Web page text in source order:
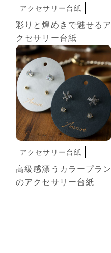
アクセサリー台紙
切込オプション
印刷+箔押し
彩りと煌めきで魅せるア
クセサリー台紙
アクセサリー台紙
切込オプション
変形カード
高級感漂うカラープラン
のアクセサリー台紙